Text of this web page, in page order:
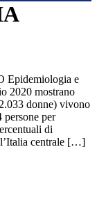
e
2020 mostrano
donne) vivono
persone per
di
centrale […]